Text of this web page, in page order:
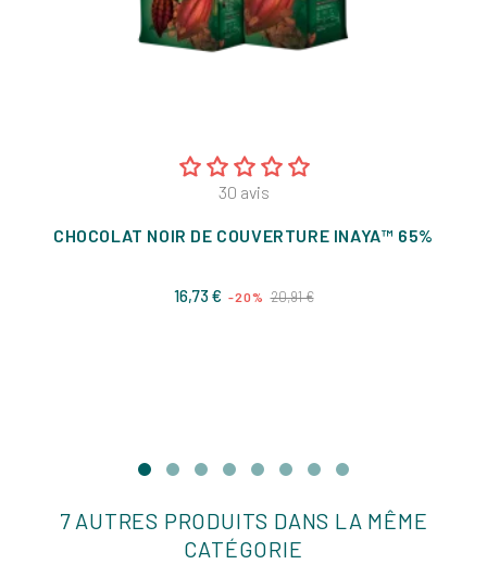
30 avis
CHOCOLAT NOIR DE COUVERTURE INAYA™ 65%
16,73 € Prix
-20% 20,91 €Prix
7 AUTRES PRODUITS DANS LA MÊME
CATÉGORIE